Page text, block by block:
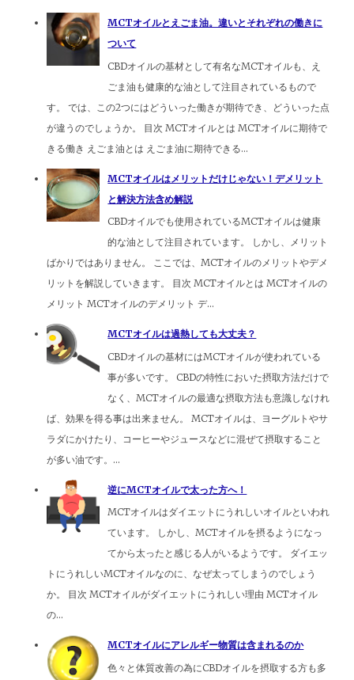
MCTオイルとえごま油。違いとそれぞれの働きに
ついて
CBDオイルの基材として有名なMCTオイルも、え
ごま油も健康的な油として注目されているもので
す。 では、この2つにはどういった働きが期待でき、どういった点
が違うのでしょうか。 目次 MCTオイルとは MCTオイルに期待で
きる働き えごま油とは えごま油に期待できる...
MCTオイルはメリットだけじゃない！デメリット
と解決方法含め解説
CBDオイルでも使用されているMCTオイルは健康
的な油として注目されています。 しかし、メリット
ばかりではありません。 ここでは、MCTオイルのメリットやデメ
リットを解説していきます。 目次 MCTオイルとは MCTオイルの
メリット MCTオイルのデメリット デ...
MCTオイルは過熱しても大丈夫？
CBDオイルの基材にはMCTオイルが使われている
事が多いです。 CBDの特性においた摂取方法だけで
なく、MCTオイルの最適な摂取方法も意識しなけれ
ば、効果を得る事は出来ません。 MCTオイルは、ヨーグルトやサ
ラダにかけたり、コーヒーやジュースなどに混ぜて摂取すること
が多い油です。...
逆にMCTオイルで太った方へ！
MCTオイルはダイエットにうれしいオイルといわれ
ています。 しかし、MCTオイルを摂るようになっ
てから太ったと感じる人がいるようです。 ダイエッ
トにうれしいMCTオイルなのに、なぜ太ってしまうのでしょう
か。 目次 MCTオイルがダイエットにうれしい理由 MCTオイル
の...
MCTオイルにアレルギー物質は含まれるのか
色々と体質改善の為にCBDオイルを摂取する方も多